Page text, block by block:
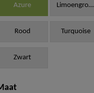
Azure Limoengroen
Rood Turquoise
Zwart